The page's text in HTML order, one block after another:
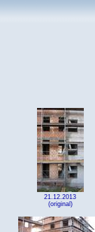
21.12.2013
(original)